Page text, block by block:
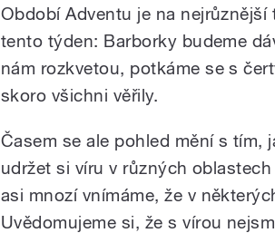
Období Adventu je na
tento týden: Barborky budeme
nám rozkvetou, potkáme se s
skoro všichni věřily.
Časem se ale pohled mění s tím,
udržet si víru v různých
asi mnozí vnímáme, že v
Uvědomujeme si, že s vírou